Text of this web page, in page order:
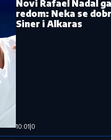
Totalni preokret: Isplivale nove
informacije, Bolomboj ostaje pri
prvobitnom dogovoru